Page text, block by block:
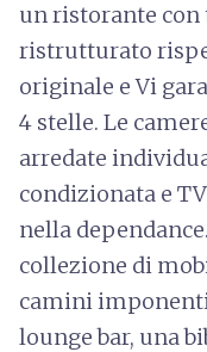
un ristorante con
ristrutturato
originale e Vi
4 stelle. Le
arredate
condizionata e
nella
collezione di
camini
lounge bar, una